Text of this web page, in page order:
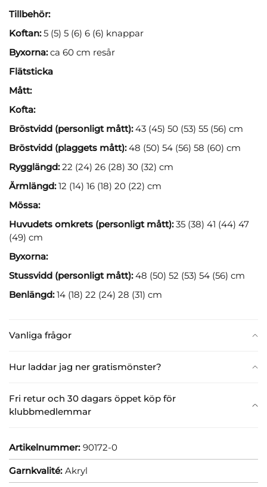
Vanliga frågor
Hur laddar jag ner gratismönster?
Fri retur och 30 dagars öppet köp för
klubbmedlemmar
Tillbehör:
Koftan:5 (5) 5 (6) 6 (6) knappar
Byxorna:ca 60 cm resår
Flätsticka
Mått:
Kofta:
Bröstvidd (personligt mått):43 (45) 50 (53) 55 (56) cm
Bröstvidd (plaggets mått):48 (50) 54 (56) 58 (60) cm
Rygglängd:22 (24) 26 (28) 30 (32) cm
Ärmlängd:12 (14) 16 (18) 20 (22) cm
Mössa:
Huvudets omkrets (personligt mått):35 (38) 41 (44) 47
(49) cm
Byxorna:
Stussvidd (personligt mått):48 (50) 52 (53) 54 (56) cm
Benlängd:14 (18) 22 (24) 28 (31) cm
Artikelnummer: 90172-0
Garnkvalité: Akryl